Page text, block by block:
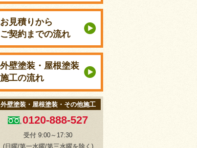
お見積りから
ご契約までの流れ
外壁塗装・屋根塗装
施工の流れ
外壁塗装・屋根塗装・その他施工
0120-888-527
受付 9:00～17:30
(日曜/第一水曜/第三水曜を除く)